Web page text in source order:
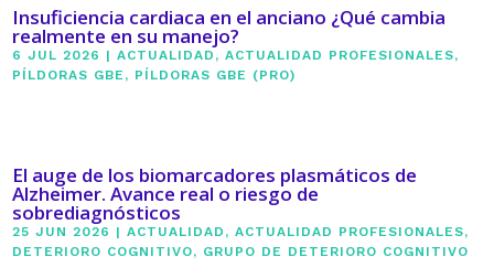
Insuficiencia cardiaca en el anciano ¿Qué cambia
realmente en su manejo?
6 JUL 2026 |ACTUALIDAD ,ACTUALIDAD PROFESIONALES,
PÍLDORAS GBE , PÍLDORAS GBE (PRO)
El auge de los biomarcadores plasmáticos de
Alzheimer. Avance real o riesgo de
sobrediagnósticos
25 JUN 2026 |ACTUALIDAD ,ACTUALIDAD PROFESIONALES,
DETERIORO COGNITIVO, GRUPO DE DETERIORO COGNITIVO